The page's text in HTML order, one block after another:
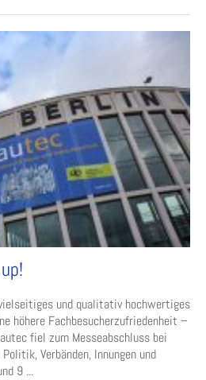
und qualitativ hochwertiges
höhere Fachbesucherzufriedenheit –
fiel zum Messeabschluss bei
Verbänden, Innungen und
9 ...